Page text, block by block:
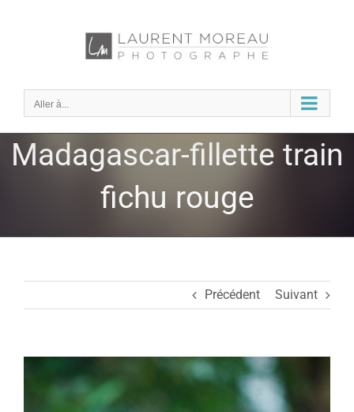
Aller à...
Madagascar-fillette train
fichu rouge
Précédent Suivant